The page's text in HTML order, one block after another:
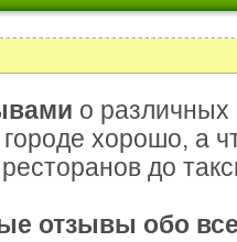
о различных
хорошо, а
до
отзывы обо